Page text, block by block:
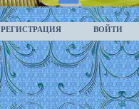
РЕГИСТРАЦИЯ ВОЙТИ